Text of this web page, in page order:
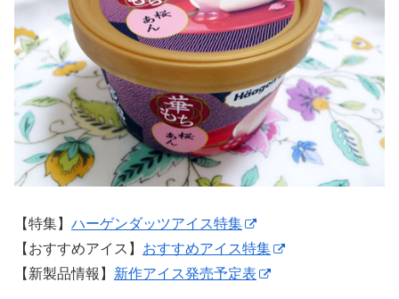
【特集】 ハーゲンダッツアイス特集
【おすすめアイス】 おすすめアイス特集
【新製品情報】 新作アイス発売予定表